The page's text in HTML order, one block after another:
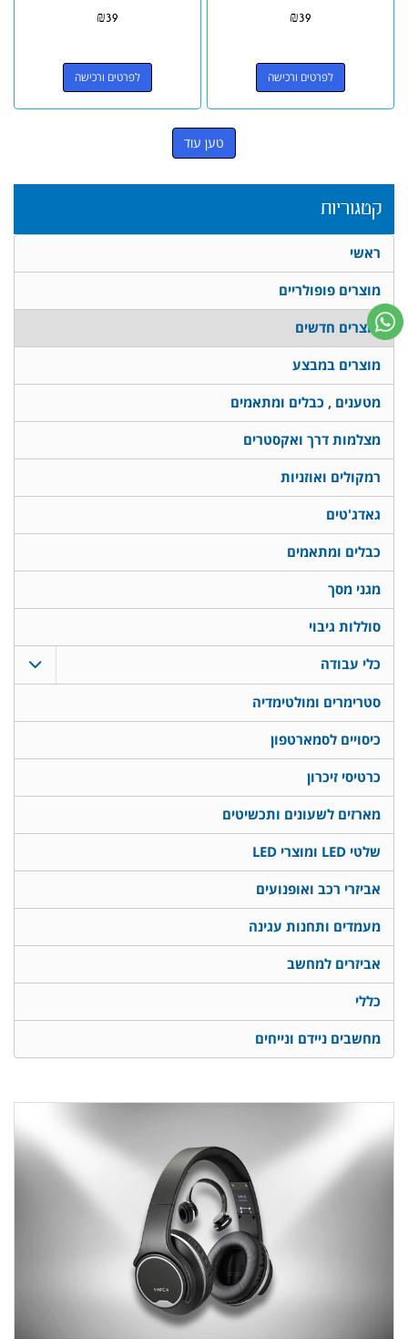
₪39
לפרטים ורכישה
₪39
לפרטים ורכישה
טען עוד
קטגוריות
ראשי
מוצרים פופולריים
מוצרים חדשים
מוצרים במבצע
מטענים , כבלים ומתאמים
מצלמות דרך ואקסטרים
רמקולים ואוזניות
גאדג'טים
כבלים ומתאמים
מגני מסך
סוללות גיבוי
כלי עבודה
סטרימרים ומולטימדיה
כיסויים לסמארטפון
כרטיסי זיכרון
מארזים לשעונים ותכשיטים
שלטי LED ומוצרי LED
אביזרי רכב ואופנועים
מעמדים ותחנות עגינה
אביזרים למחשב
כללי
מחשבים ניידם ונייחים